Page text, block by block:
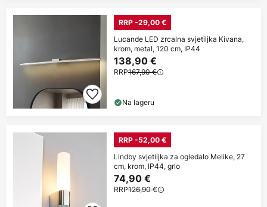
RRP -29,00 €
Lucande LED zrcalna svjetiljka Kivana,
krom, metal, 120 cm, IP44
138,90 €
RRP167,90 €
Na lageru
RRP -52,00 €
Lindby svjetiljka za ogledalo Melike, 27
cm, krom, IP44, grlo
74,90 €
RRP126,90 €